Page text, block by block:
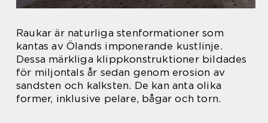
Raukar är naturliga stenformationer som
kantas av Ölands imponerande kustlinje.
Dessa märkliga klippkonstruktioner bildades
för miljontals år sedan genom erosion av
sandsten och kalksten. De kan anta olika
former, inklusive pelare, bågar och torn.